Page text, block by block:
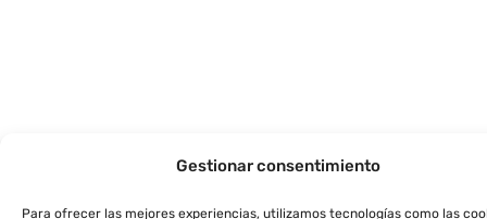
Gestionar consentimiento
Para ofrecer las mejores experiencias, utilizamos tecnologías como las